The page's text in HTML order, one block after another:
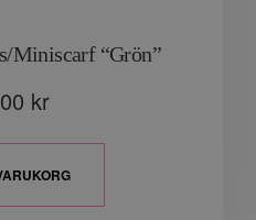
Miniscarf “Grön”
kr